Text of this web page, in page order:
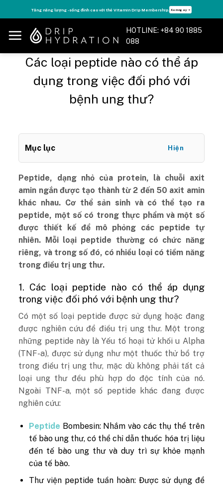
to
content
Tận hưởng nhiều quyền lợi độc quyền, chỉ DÀNH RIÊNG cho Member DripClub! Chi tiết ➝
HOTLINE: +84 90 1885
088
Các loại peptide nào có thể áp
dụng trong việc đối phó với
bệnh ung thư?
Mục lục Hiện
Peptide, dạng nhỏ của protein, là chuỗi axit
amin ngắn được tạo thành từ 2 đến 50 axit amin
khác nhau. Cơ thể sản sinh và có thể tạo ra
peptide, một số có trong thực phẩm và một số
được thiết kế để mô phỏng các peptide tự
nhiên. Mỗi loại peptide thường có chức năng
riêng, và trong số đó, có nhiều loại có tiềm năng
trong điều trị ung thư.
1. Các loại peptide nào có thể áp dụng
trong việc đối phó với bệnh ung thư?
Có một số loại peptide được sử dụng hoặc đang
được nghiên cứu để điều trị ung thư. Một trong
những peptide này là Yếu tố hoại tử khối u Alpha
(TNF-a), được sử dụng như một thuốc thử bổ trợ
trong điều trị ung thư, mặc dù không phải tất cả
loại ung thư đều phù hợp do độc tính của nó.
Ngoài TNF-a, một số peptide khác đang được
nghiên cứu:
Peptide Bombesin: Nhắm vào các thụ thể trên
tế bào ung thư, có thể chỉ dẫn thuốc hóa trị liệu
đến tế bào ung thư và duy trì sự khỏe mạnh
của tế bào.
Thư viện peptide tuần hoàn: Được sử dụng để